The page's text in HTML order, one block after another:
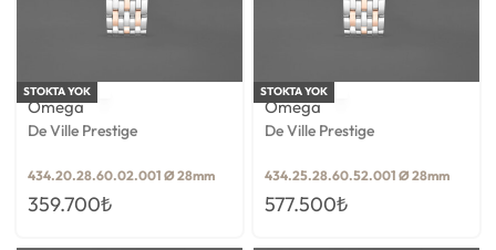
STOKTA YOK
Omega
De Ville Prestige
434.20.28.60.02.001 Ø 28mm
359.700₺
STOKTA YOK
Omega
De Ville Prestige
434.25.28.60.52.001 Ø 28mm
577.500₺